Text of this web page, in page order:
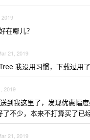
2019
在哪儿？
21, 2019
我没用习惯，下载过用了
2019
到我这里了，发现优惠幅
不少，本来不打算买了
21, 2019